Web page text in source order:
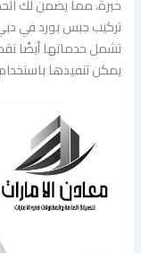
خبرة، مما يضمن لك
تركيب جبس بورد في
تشمل خدماتها أيضًا
يمكن تنفيذها